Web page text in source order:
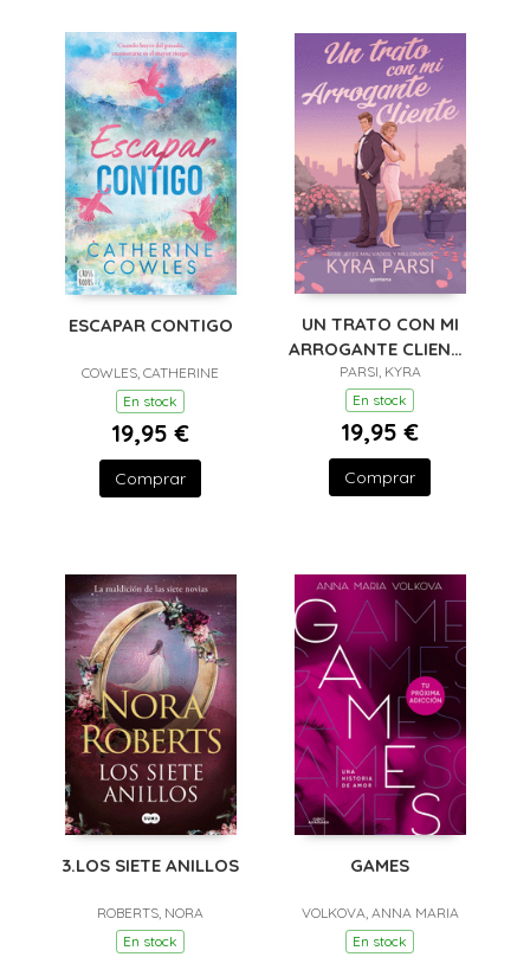
ESCAPAR CONTIGO
COWLES, CATHERINE
En stock
19,95 €
Comprar
UN TRATO CON MI
ARROGANTE CLIENTE
(JEFES MALVADOS Y
MILLONARIOS 2)
PARSI, KYRA
En stock
19,95 €
Comprar
3.LOS SIETE ANILLOS
ROBERTS, NORA
En stock
GAMES
VOLKOVA, ANNA MARIA
En stock